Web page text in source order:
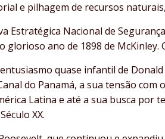
e pilhagem de recursos
Estratégica Nacional de
ano de 1898 de McKinley.
quase infantil de
do Panamá, a sua tensão com
Latina e até a sua busca por
XX.